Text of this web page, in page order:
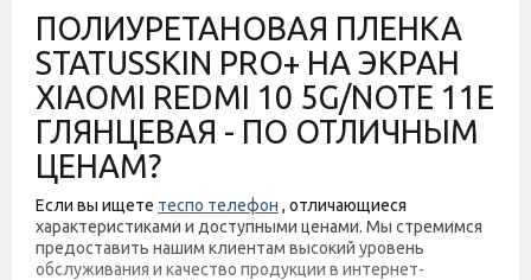
ПОЛИУРЕТАНОВАЯ ПЛЕНКА
STATUSSKIN PRO+ НА ЭКРАН
XIAOMI REDMI 10 5G/NOTE 11E
ГЛЯНЦЕВАЯ - ПО ОТЛИЧНЫМ
ЦЕНАМ?
Если вы ищете теспо телефон , отличающиеся
характеристиками и доступными ценами. Мы стремимся
предоставить нашим клиентам высокий уровень
обслуживания и качество продукции в интернет-